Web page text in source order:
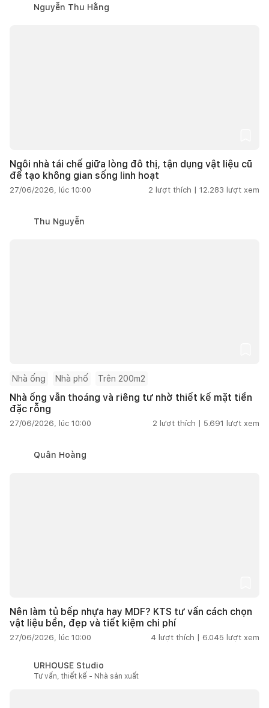
Nguyễn Thu Hằng
Ngôi nhà tái chế giữa lòng đô thị, tận dụng vật liệu cũ
để tạo không gian sống linh hoạt
27/06/2026, lúc 10:00 2 lượt thích | 12.283 lượt xem
Thu Nguyễn
Nhà ống Nhà phố Trên 200m2
Nhà ống vẫn thoáng và riêng tư nhờ thiết kế mặt tiền
đặc rỗng
27/06/2026, lúc 10:00 2 lượt thích | 5.691 lượt xem
Quân Hoàng
Nên làm tủ bếp nhựa hay MDF? KTS tư vấn cách chọn
vật liệu bền, đẹp và tiết kiệm chi phí
27/06/2026, lúc 10:00 4 lượt thích | 6.045 lượt xem
URHOUSE Studio
Tư vấn, thiết kế - Nhà sản xuất